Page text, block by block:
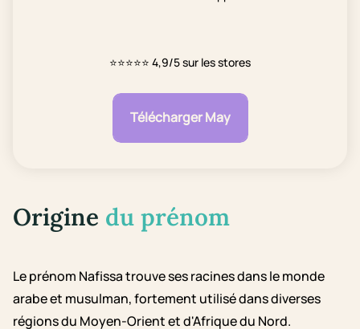
⭐⭐⭐⭐⭐ 4,9/5 sur les stores
Télécharger May
Origine du prénom
Le prénom Nafissa trouve ses racines dans le monde
arabe et musulman, fortement utilisé dans diverses
régions du Moyen-Orient et d'Afrique du Nord.